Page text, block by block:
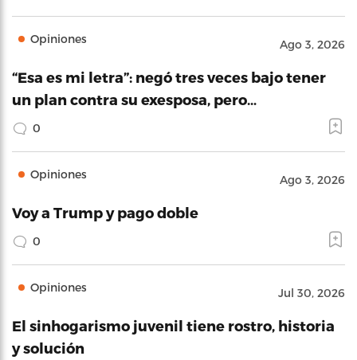
Opiniones Ago 3, 2026
“Esa es mi letra”: negó tres veces bajo tener
un plan contra su exesposa, pero…
0
Opiniones Ago 3, 2026
Voy a Trump y pago doble
0
Opiniones Jul 30, 2026
El sinhogarismo juvenil tiene rostro, historia
y solución